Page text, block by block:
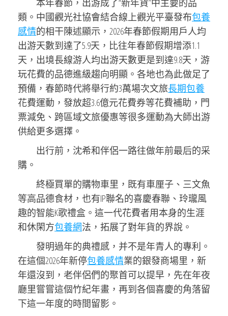
本年春節，出游成了“新年貨”中主要的品
類。中國觀光社協會結合線上觀光平臺發布包養
感情的相干陳述顯示，2026年春節假期用戶人均
出游天數到達了5.9天，比往年春節假期增添1.1
天，出境長線游人均出游天數更是到達9.8天，游
玩花費的品德進級趨向明顯。各地也為此做足了
預備，春節時代將舉行約3萬場次文旅長期包養
花費運動，發放超3.6億元花費券等花費補助，門
票減免、跨區域文旅優惠等很多運動為大師出游
供給更多選擇。
出行前，沈希和伴侶一路往做年前最后的采
購。
終極買單的購物車里，既有車厘子、三文魚
等高品德食材，也有IP聯名的喜慶春聯、玲瓏風
趣的智能K歌禮盒。這一代花費者用本身的生涯
和休閑方包養網法，拓展了對年貨的界說。
發明過年的典禮感，并不是年青人的專利。
在這個2026年新停包養感情業的銀發商場里，新
年還沒到，老伴侶們的聚首可以提早，先在年夜
廳里嘗嘗這個竹紀年畫，再到各個喜慶的角落留
下這一年度的時間留影。